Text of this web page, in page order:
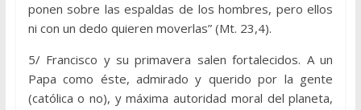
ponen sobre las espaldas de los hombres, pero ellos
ni con un dedo quieren moverlas” (Mt. 23,4).
5/ Francisco y su primavera salen fortalecidos. A un
Papa como éste, admirado y querido por la gente
(católica o no), y máxima autoridad moral del planeta,